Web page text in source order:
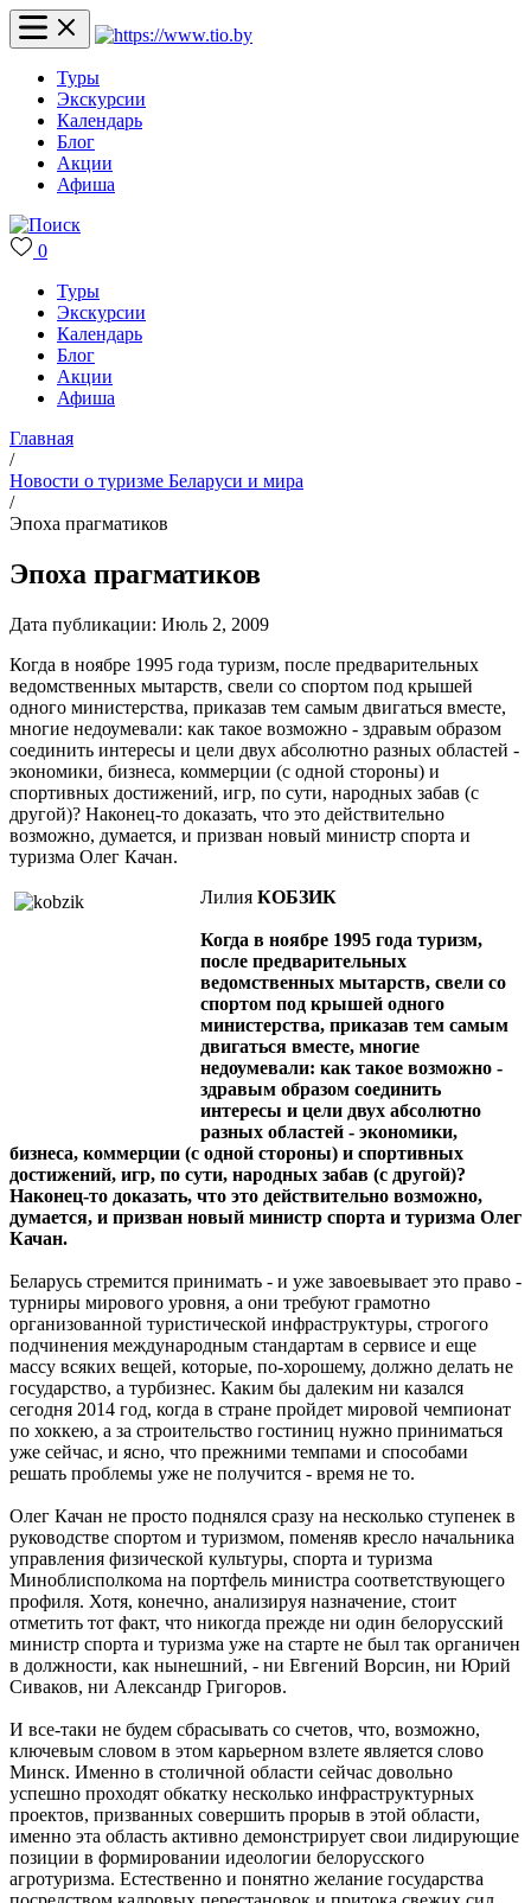
Туры
Экскурсии
Календарь
Блог
Акции
Афиша
0
Туры
Экскурсии
Календарь
Блог
Акции
Афиша
Главная
/
Новости о туризме Беларуси и мира
/
Эпоха прагматиков
Эпоха прагматиков
Дата публикации: Июль 2, 2009
Когда в ноябре 1995 года туризм, после предварительных
ведомственных мытарств, свели со спортом под крышей
одного министерства, приказав тем самым двигаться вместе,
многие недоумевали: как такое возможно - здравым образом
соединить интересы и цели двух абсолютно разных областей -
экономики, бизнеса, коммерции (с одной стороны) и
спортивных достижений, игр, по сути, народных забав (с
другой)? Наконец-то доказать, что это действительно
возможно, думается, и призван новый министр спорта и
туризма Олег Качан.
Лилия КОБЗИК
Когда в ноябре 1995 года туризм,
после предварительных
ведомственных мытарств, свели со
спортом под крышей одного
министерства, приказав тем самым
двигаться вместе, многие
недоумевали: как такое возможно -
здравым образом соединить
интересы и цели двух абсолютно
разных областей - экономики,
бизнеса, коммерции (с одной стороны) и спортивных
достижений, игр, по сути, народных забав (с другой)?
Наконец-то доказать, что это действительно возможно,
думается, и призван новый министр спорта и туризма Олег
Качан.
Беларусь стремится принимать - и уже завоевывает это право -
турниры мирового уровня, а они требуют грамотно
организованной туристической инфраструктуры, строгого
подчинения международным стандартам в сервисе и еще
массу всяких вещей, которые, по-хорошему, должно делать не
государство, а турбизнес. Каким бы далеким ни казался
сегодня 2014 год, когда в стране пройдет мировой чемпионат
по хоккею, а за строительство гостиниц нужно приниматься
уже сейчас, и ясно, что прежними темпами и способами
решать проблемы уже не получится - время не то.
Олег Качан не просто поднялся сразу на несколько ступенек в
руководстве спортом и туризмом, поменяв кресло начальника
управления физической культуры, спорта и туризма
Миноблисполкома на портфель министра соответствующего
профиля. Хотя, конечно, анализируя назначение, стоит
отметить тот факт, что никогда прежде ни один белорусский
министр спорта и туризма уже на старте не был так органичен
в должности, как нынешний, - ни Евгений Ворсин, ни Юрий
Сиваков, ни Александр Григоров.
И все-таки не будем сбрасывать со счетов, что, возможно,
ключевым словом в этом карьерном взлете является слово
Минск. Именно в столичной области сейчас довольно
успешно проходят обкатку несколько инфраструктурных
проектов, призванных совершить прорыв в этой области,
именно эта область активно демонстрирует свои лидирующие
позиции в формировании идеологии белорусского
агротуризма. Естественно и понятно желание государства